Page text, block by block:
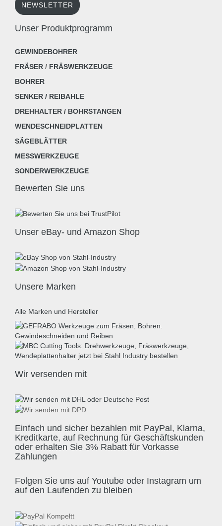
NEWSLETTER
Unser Produktprogramm
GEWINDEBOHRER
FRÄSER / FRÄSWERKZEUGE
BOHRER
SENKER / REIBAHLE
DREHHALTER / BOHRSTANGEN
WENDESCHNEIDPLATTEN
SÄGEBLÄTTER
MESSWERKZEUGE
SONDERWERKZEUGE
Bewerten Sie uns
Unser eBay- und Amazon Shop
Unsere Marken
Alle Marken und Hersteller
Wir versenden mit
Einfach und sicher bezahlen mit PayPal, Klarna,
Kreditkarte, auf Rechnung für Geschäftskunden
oder erhalten Sie 3% Rabatt für Vorkasse
Zahlungen
Folgen Sie uns auf Youtube oder Instagram um
auf den Laufenden zu bleiben